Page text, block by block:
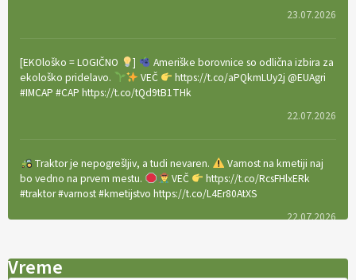
23.07.2026
[EKOloško = LOGIČNO ]
Ameriške borovnice so odlična izbira za
ekološko pridelavo.
VEČ
https://t.co/aPQkmLUy2j @EUAgri
#IMCAP #CAP https://t.co/tQd9tB1THk
22.07.2026
Traktor je nepogrešljiv, a tudi nevaren.
Varnost na kmetiji naj
bo vedno na prvem mestu.
VEČ
https://t.co/RcsFHlxERk
#traktor #varnost #kmetijstvo https://t.co/L4Er80AtXS
22.07.2026
[EKOloško = LOGIČNO
Vreme